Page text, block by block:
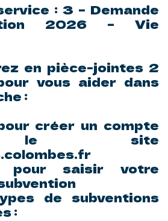
: 3 – Demande
2026 – Vie
en pièce-jointes 2
vous aider dans
:
créer un compte
le site
pour saisir votre
de subventions
: